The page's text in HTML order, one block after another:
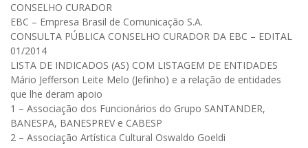
CONSELHO CURADOR
EBC – Empresa Brasil de Comunicação S.A.
CONSULTA PÚBLICA CONSELHO CURADOR DA EBC – EDITAL
01/2014
LISTA DE INDICADOS (AS) COM LISTAGEM DE ENTIDADES
Mário Jefferson Leite Melo (Jefinho) e a relação de entidades
que lhe deram apoio
1 – Associação dos Funcionários do Grupo SANTANDER,
BANESPA, BANESPREV e CABESP
2 – Associação Artística Cultural Oswaldo Goeldi